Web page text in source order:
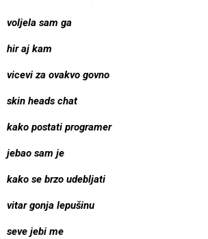
voljela sam ga
hir aj kam
vicevi za ovakvo govno
skin heads chat
kako postati programer
jebao sam je
kako se brzo udebljati
vitar gonja lepušinu
seve jebi me